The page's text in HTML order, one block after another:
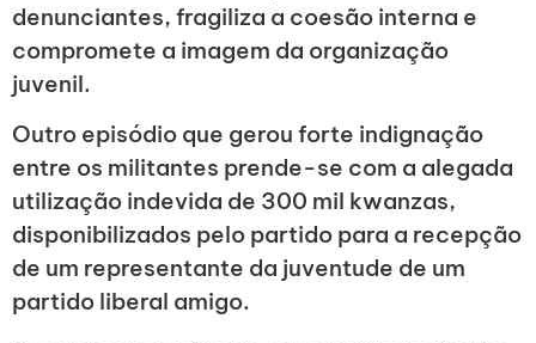
denunciantes, fragiliza a coesão interna e
compromete a imagem da organização
juvenil.
Outro episódio que gerou forte indignação
entre os militantes prende-se com a alegada
utilização indevida de 300 mil kwanzas,
disponibilizados pelo partido para a recepção
de um representante da juventude de um
partido liberal amigo.